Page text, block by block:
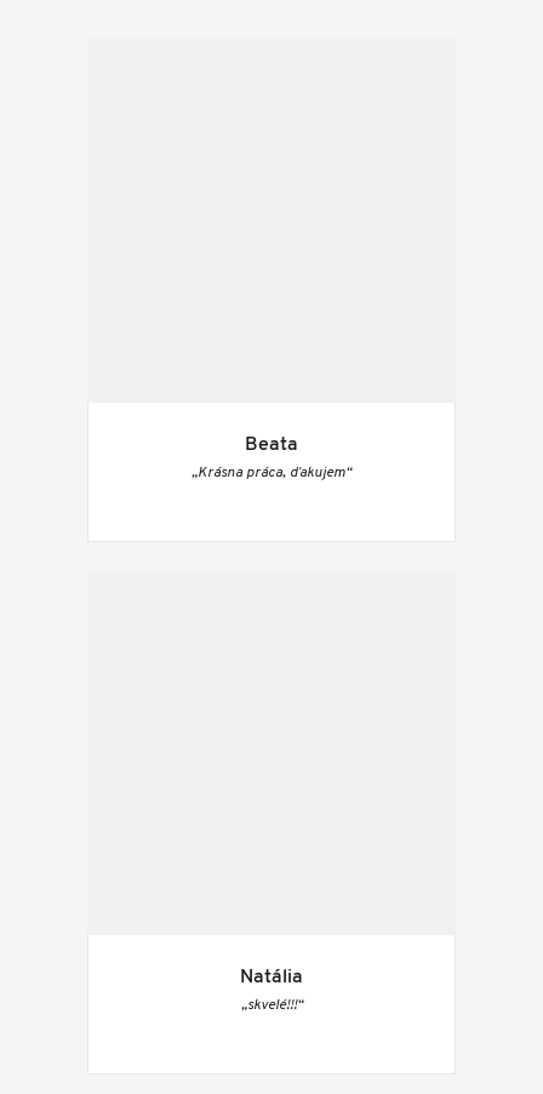
Beata
„Krásna práca, ďakujem“
Natália
„skvelé!!!“